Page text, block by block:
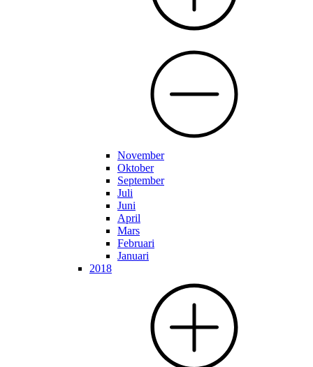
November
Oktober
September
Juli
Juni
April
Mars
Februari
Januari
2018